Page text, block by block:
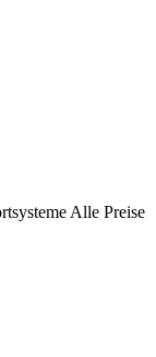
Alle Preise